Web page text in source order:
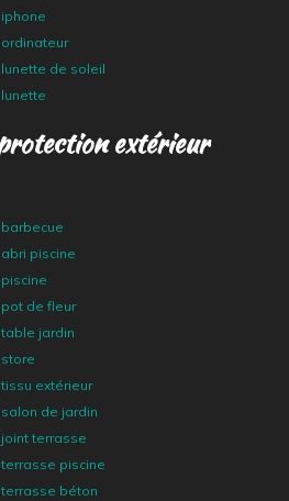
de soleil
extérieur
piscine
de fleur
jardin
extérieur
de jardin
terrasse
piscine
béton